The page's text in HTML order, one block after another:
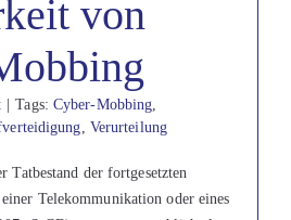
von
Tags: Cyber-Mobbing,
, Verurteilung
Tatbestand der fortgesetzten
Telekommunikation oder eines